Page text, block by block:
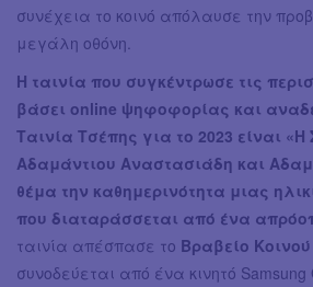
συνέχεια το κοινό απόλαυσε την
μεγάλη οθόνη.
Η ταινία που συγκέντρωσε τις
βάσει online ψηφοφορίας και
Ταινία Τσέπης για το 2023 είναι
Αδαμάντιου Αναστασιάδη και
θέμα την καθημερινότητα μιας
που διαταράσσεται από ένα
ταινία απέσπασε το Βραβείο
συνοδεύεται από ένα κινητό Samsung